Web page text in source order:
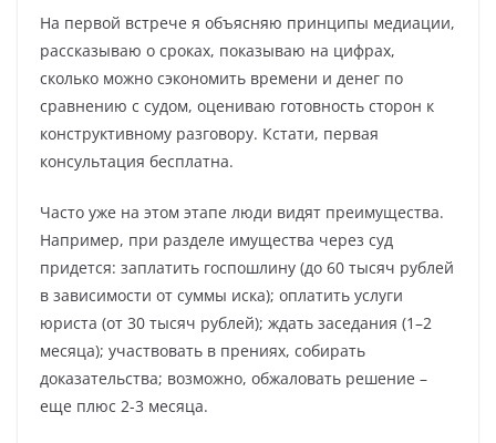
На первой встрече я объясняю принципы медиации,
рассказываю о сроках, показываю на цифрах,
сколько можно сэкономить времени и денег по
сравнению с судом, оцениваю готовность сторон к
конструктивному разговору. Кстати, первая
консультация бесплатна.
Часто уже на этом этапе люди видят преимущества.
Например, при разделе имущества через суд
придется: заплатить госпошлину (до 60 тысяч рублей
в зависимости от суммы иска); оплатить услуги
юриста (от 30 тысяч рублей); ждать заседания (1–2
месяца); участвовать в прениях, собирать
доказательства; возможно, обжаловать решение –
еще плюс 2-3 месяца.